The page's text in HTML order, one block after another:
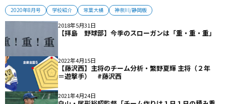
2020年8月号 学校紹介 常葉大橘 神奈川/静岡版
2018年5月31日
【拝島 野球部】今季のスローガンは「重・重・重」
2022年4月15日
【藤沢西】主将のチーム分析・繁野夏輝 主将（２年
＝遊撃手） #藤沢西
2021年4月24日